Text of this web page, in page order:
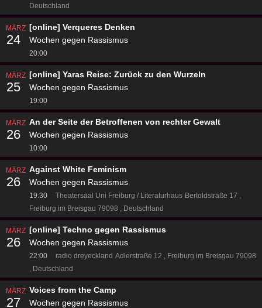
Deutschland
MÄRZ
24
[online] Verqueres Denken
Wochen gegen Rassismus
20:00
MÄRZ
25
[online] Yaras Reise: Zurück zu den Wurzeln
Wochen gegen Rassismus
19:00
MÄRZ
26
An der Seite der Betroffenen von rechter Gewalt
Wochen gegen Rassismus
10:00
MÄRZ
26
Against White Feminism
Wochen gegen Rassismus
19:30 Theatersaal Uni Freiburg / Literaturhaus Bertoldstraße 17
Freiburg im Breisgau 79098
Deutschland
MÄRZ
26
[online] Techno gegen Rassismus
Wochen gegen Rassismus
22:00 radio dreyeckland Adlerstraße 12
Freiburg im Breisgau 79098
Deutschland
MÄRZ
27
Voices from the Camp
Wochen gegen Rassismus